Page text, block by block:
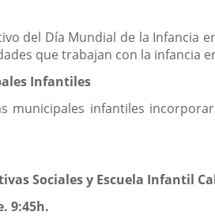
del Día Mundial de la Infancia
que trabajan con la infancia
Infantiles
municipales infantiles
Sociales y Escuela Infantil
9:45h.